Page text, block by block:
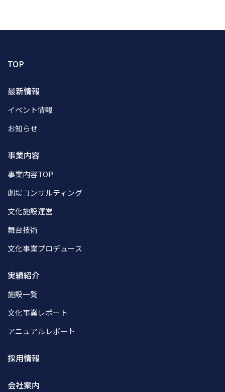
TOP
最新情報
イベント情報
お知らせ
事業内容
事業内容TOP
劇場コンサルティング
文化施設運営
舞台技術
文化事業プロデュース
実績紹介
施設一覧
文化事業レポート
アニュアルレポート
採用情報
会社案内